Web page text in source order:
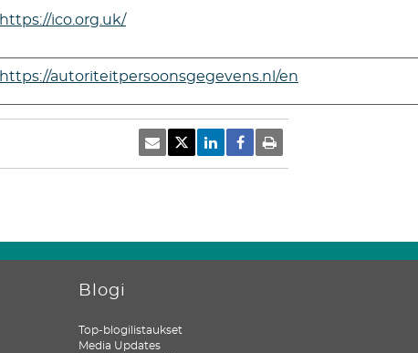
https://ico.org.uk/
https://autoriteitpersoonsgegevens.nl/en
Blogi
Top-blogilistaukset
Media Updates